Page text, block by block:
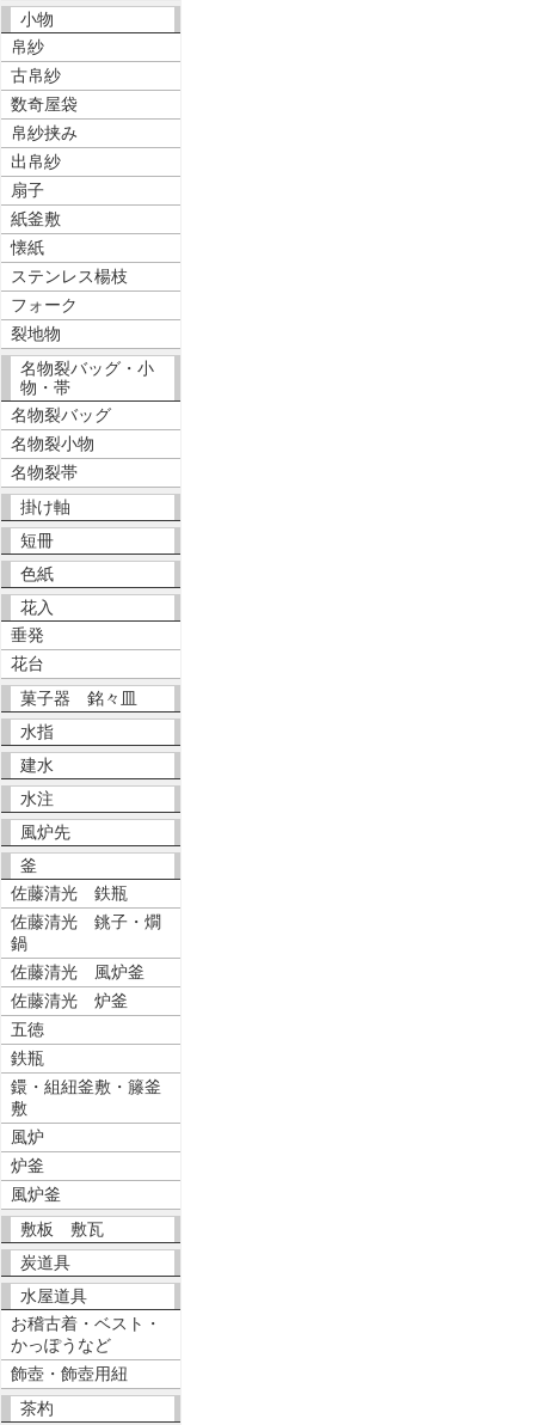
小物
帛紗
古帛紗
数奇屋袋
帛紗挟み
出帛紗
扇子
紙釜敷
懐紙
ステンレス楊枝
フォーク
裂地物
名物裂バッグ・小
物・帯
名物裂バッグ
名物裂小物
名物裂帯
掛け軸
短冊
色紙
花入
垂発
花台
菓子器 銘々皿
水指
建水
水注
風炉先
釜
佐藤清光 鉄瓶
佐藤清光 銚子・燗
鍋
佐藤清光 風炉釜
佐藤清光 炉釜
五徳
鉄瓶
鐶・組紐釜敷・籐釜
敷
風炉
炉釜
風炉釜
敷板 敷瓦
炭道具
水屋道具
お稽古着・ベスト・
かっぽうなど
飾壺・飾壺用紐
茶杓